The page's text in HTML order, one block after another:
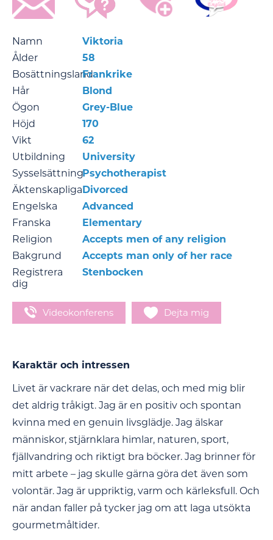
Namn
Viktoria
Ålder
58
BosättningslandFrankrike
Hår
Blond
Ögon
Grey-Blue
Höjd
170
Vikt
62
Utbildning
University
SysselsättningPsychotherapist
ÄktenskapligaDivorced
Engelska
Advanced
Franska
Elementary
Religion
Accepts men of any religion
Bakgrund
Accepts man only of her race
Registrera
dig
Stenbocken
Videokonferens Dejta mig
Karaktär och intressen
Livet är vackrare när det delas, och med mig blir
det aldrig tråkigt. Jag är en positiv och spontan
kvinna med en genuin livsglädje. Jag älskar
människor, stjärnklara himlar, naturen, sport,
fjällvandring och riktigt bra böcker. Jag brinner för
mitt arbete – jag skulle gärna göra det även som
volontär. Jag är uppriktig, varm och kärleksfull. Och
när andan faller på tycker jag om att laga utsökta
gourmetmåltider.